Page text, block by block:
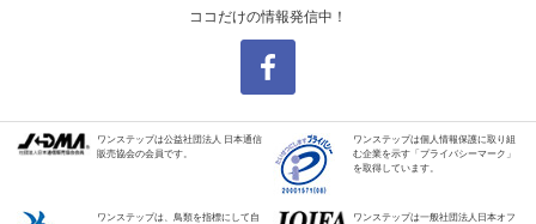
ココだけの情報発信中！
ワンステップは公益社団法人 日本通信
販売協会の会員です。
ワンステップは個人情報保護に取り組
む企業を示す「プライバシーマーク」
を取得しています。
ワンステップは、鳥類を指標にして自
ワンステップは一般社団法人日本オフ